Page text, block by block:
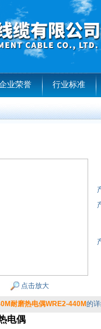
业荣誉 行业标准
点击放大
耐磨热电偶WRE2-440M的
电偶